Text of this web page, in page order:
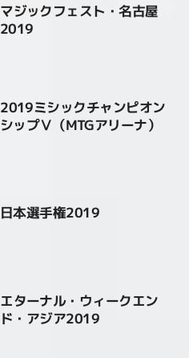
マジックフェスト・名古屋
2019
2019ミシックチャンピオン
シップⅤ（MTGアリーナ）
日本選手権2019
エターナル・ウィークエン
ド・アジア2019